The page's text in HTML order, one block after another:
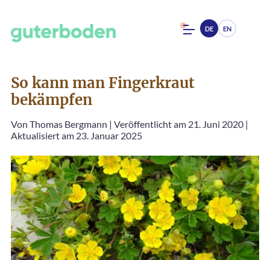
DE EN
So kann man Fingerkraut
bekämpfen
Von Thomas Bergmann | Veröffentlicht am 21. Juni 2020 |
Aktualisiert am 23. Januar 2025